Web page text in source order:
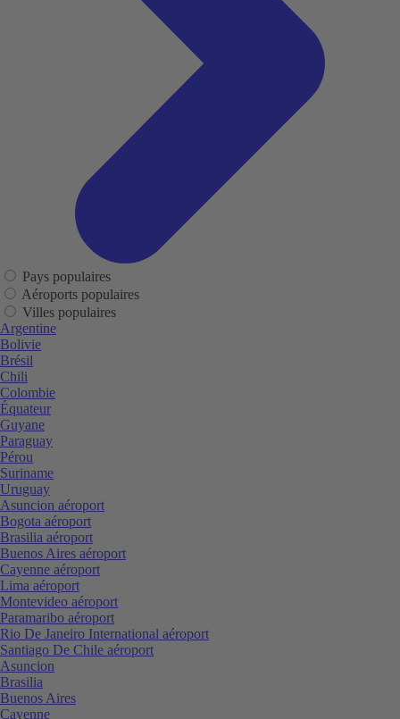
Pays populaires
Aéroports populaires
Villes populaires
Argentine
Bolivie
Brésil
Chili
Colombie
Équateur
Guyane
Paraguay
Pérou
Suriname
Uruguay
Asuncion aéroport
Bogota aéroport
Brasilia aéroport
Buenos Aires aéroport
Cayenne aéroport
Lima aéroport
Montevideo aéroport
Paramaribo aéroport
Rio De Janeiro International aéroport
Santiago De Chile aéroport
Asuncion
Brasilia
Buenos Aires
Cayenne